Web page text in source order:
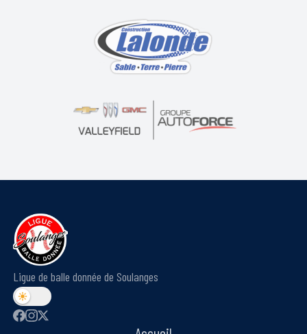
Ligue de balle donnée de Soulanges